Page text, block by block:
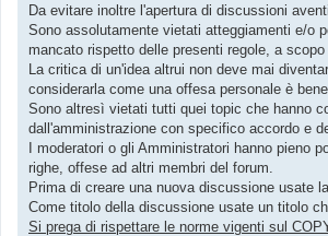
Da evitare inoltre l'apertura di discussioni
Sono assolutamente vietati atteggiamenti e/o
mancato rispetto delle presenti regole, a
La critica di un'idea altrui non deve mai
considerarla come una offesa personale è
Sono altresì vietati tutti quei topic che hanno
dall'amministrazione con specifico accordo e
I moderatori o gli Amministratori hanno pieno
righe, offese ad altri membri del forum.
Prima di creare una nuova discussione usate
Come titolo della discussione usate un titolo
Si prega di rispettare le norme vigenti sul